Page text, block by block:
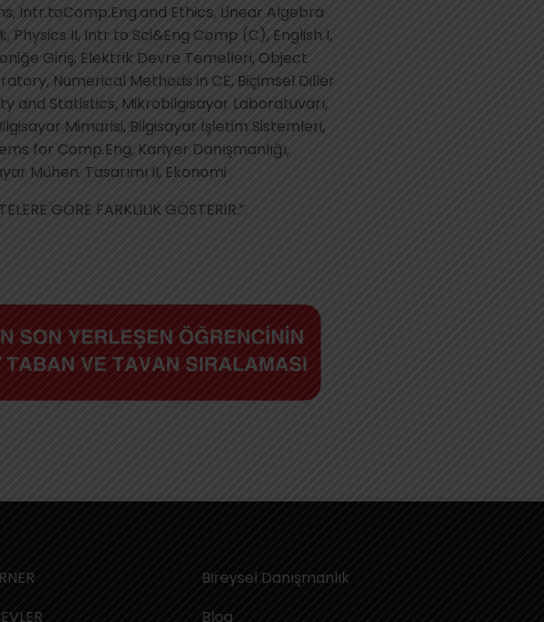
Intr.toComp.Eng.and Ethics, Linear Algebra
II, Intr to Sci&Eng Comp (C), English I,
Giriş, Elektrik Devre Temelleri, Object
Numerical Methods in CE, Biçimsel Diller
and Statistics, Mikrobilgisayar Laboratuvarı,
Mimarisi, Bilgisayar İşletim Sistemleri,
for Comp.Eng, Kariyer Danışmanlığı,
Mühen. Tasarımı II, Ekonomi
GÖRE FARKLILIK GÖSTERİR.”
Bireysel Danışmanlık
Blog